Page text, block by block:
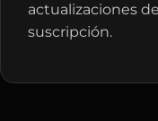
actualizaciones
suscripción.